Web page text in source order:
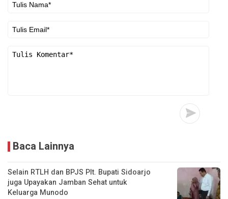
Baca Lainnya
Selain RTLH dan BPJS Plt. Bupati Sidoarjo
juga Upayakan Jamban Sehat untuk
Keluarga Munodo